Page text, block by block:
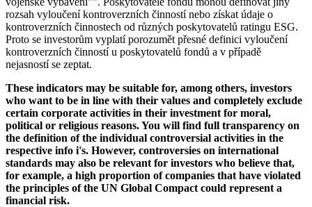
rozsah vyloučení kontroverzních činností nebo získat údaje o
kontroverzních činnostech od různých poskytovatelů ratingu ESG.
Proto se investorům vyplatí porozumět přesné definici vyloučení
kontroverzních činností u poskytovatelů fondů a v případě
nejasností se zeptat.
These indicators may be suitable for, among others, investors
who want to be in line with their values and completely exclude
certain corporate activities in their investment for moral,
political or religious reasons. You will find full transparency on
the definition of the individual controversial activities in the
respective info i's. However, controversies on international
standards may also be relevant for investors who believe that,
for example, a high proportion of companies that have violated
the principles of the UN Global Compact could represent a
financial risk.